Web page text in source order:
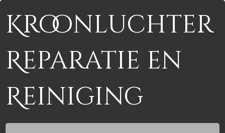
Kroonluchter
Reparatie en
Reiniging